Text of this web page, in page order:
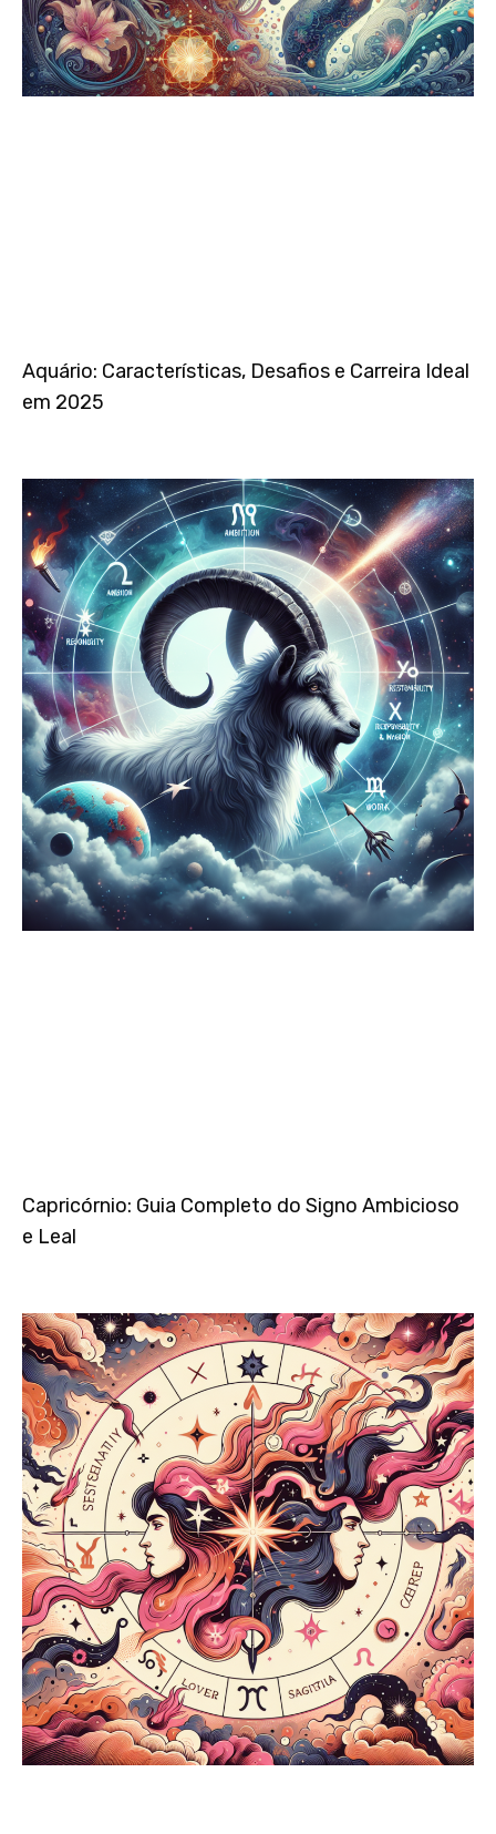
Aquário: Características, Desafios e Carreira Ideal
em 2025
Capricórnio: Guia Completo do Signo Ambicioso
e Leal